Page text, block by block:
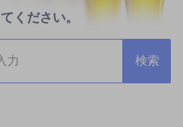
ください。